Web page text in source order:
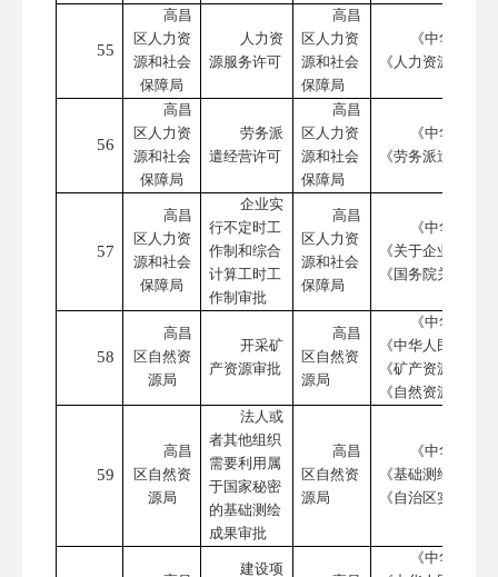
55
高昌
区人力资
源和社会
保障局
人力资
源服务许可
高昌
区人力资
源和社会
保障局
《中华人民
《人力资源市场
56
高昌
区人力资
源和社会
保障局
劳务派
遣经营许可
高昌
区人力资
源和社会
保障局
《中华人民
《劳务派遣行政
57
高昌
区人力资
源和社会
保障局
企业实
行不定时工
作制和综合
计算工时工
作制审批
高昌
区人力资
源和社会
保障局
《中华人民
《关于企业实行
《国务院关于职
58
高昌
区自然资
源局
开采矿
产资源审批
高昌
区自然资
源局
《中华人民
《中华人民共和
《矿产资源开采
《自然资源部关
59
高昌
区自然资
源局
法人或
者其他组织
需要利用属
于国家秘密
的基础测绘
成果审批
高昌
区自然资
源局
《中华人民
《基础测绘成果
《自治区实施〈
建设项
《中华人民